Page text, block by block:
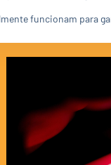
funcionam para